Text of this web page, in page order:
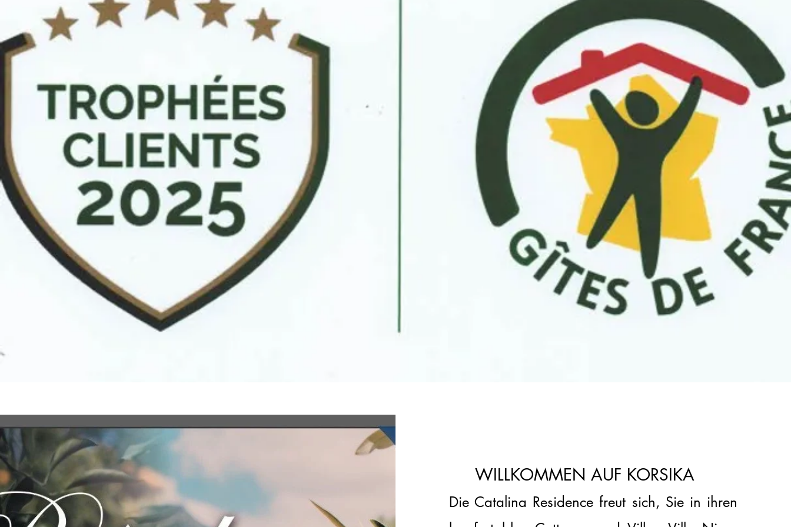
WILLKOMMEN AUF KORSIKA
Die Catalina Residence freut sich, Sie in ihren